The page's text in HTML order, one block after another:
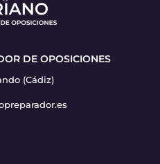
DE OPOSICIONES
(Cádiz)